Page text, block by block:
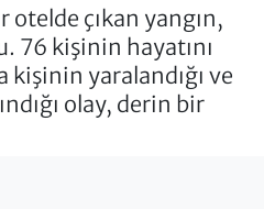
otelde çıkan yangın,
76 kişinin hayatını
kişinin yaralandığı ve
olay, derin bir